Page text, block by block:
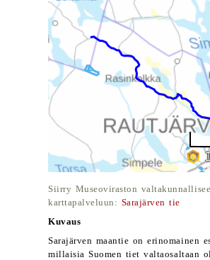
Siirry Museoviraston
karttapalveluun: Sarajärven tie
Kuvaus
Sarajärven maantie on erinomainen
millaisia Suomen tiet valtaosaltaan